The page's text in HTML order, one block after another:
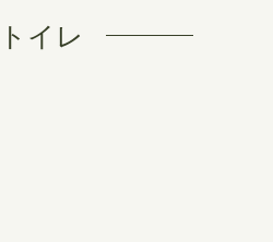
トイレ